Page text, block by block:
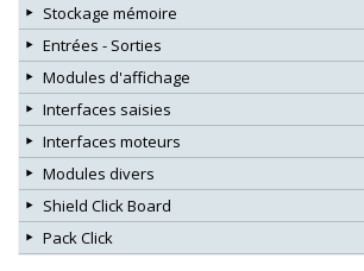
Stockage mémoire
Entrées - Sorties
Modules d'affichage
Interfaces saisies
Interfaces moteurs
Modules divers
Shield Click Board
Pack Click